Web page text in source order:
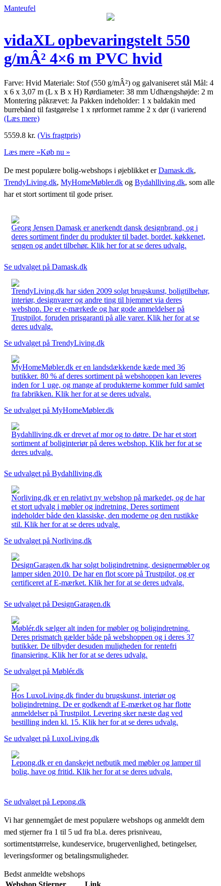
Manteufel
vidaXL opbevaringstelt 550
g/mÂ² 4×6 m PVC hvid
Farve: Hvid Materiale: Stof (550 g/mÂ²) og galvaniseret stål Mål: 4
x 6 x 3,07 m (L x B x H) Rørdiameter: 38 mm Udhængshøjde: 2 m
Montering påkrævet: Ja Pakken indeholder: 1 x baldakin med
burrebånd til fastgørelse 1 x rørformet ramme 2 x dør (i varierend
(Læs mere)
5559.8 kr. (Vis fragtpris)
Læs mere »Køb nu »
De mest populære bolig-webshops i øjeblikket erDamask.dk,
TrendyLiving.dk, MyHomeMøbler.dk og Bydahlliving.dk, som alle
har et stort sortiment til gode priser.
Georg Jensen Damask er anerkendt dansk designbrand, og i
deres sortiment finder du produkter til badet, bordet, køkkenet,
sengen og andet tilbehør. Klik her for at se deres udvalg.
Se udvalget på Damask.dk
TrendyLiving.dk har siden 2009 solgt brugskunst, boligtilbehør,
interiør, designvarer og andre ting til hjemmet via deres
webshop. De er e-mærkede og har gode anmeldelser på
Trustpilot, foruden prisgaranti på alle varer. Klik her for at se
deres udvalg.
Se udvalget på TrendyLiving.dk
MyHomeMøbler.dk er en landsdækkende kæde med 36
butikker. 80 % af deres sortiment på webshoppen kan leveres
inden for 1 uge, og mange af produkterne kommer fuld samlet
fra fabrikken. Klik her for at se deres udvalg.
Se udvalget på MyHomeMøbler.dk
Bydahlliving.dk er drevet af mor og to døtre. De har et stort
sortiment af boliginteriør på deres webshop. Klik her for at se
deres udvalg.
Se udvalget på Bydahlliving.dk
Norliving.dk er en relativt ny webshop på markedet, og de har
et stort udvalg i møbler og indretning. Deres sortiment
indeholder både den klassiske, den moderne og den rustikke
stil. Klik her for at se deres udvalg.
Se udvalget på Norliving.dk
DesignGaragen.dk har solgt boligindretning, designermøbler og
lamper siden 2010. De har en flot score på Trustpilot, og er
certificeret af E-mærket. Klik her for at se deres udvalg.
Se udvalget på DesignGaragen.dk
Møblér.dk sælger alt inden for møbler og boligindretning.
Deres prismatch gælder både på webshoppen og i deres 37
butikker. De tilbyder desuden muligheden for rentefri
finansiering. Klik her for at se deres udvalg.
Se udvalget på Møblér.dk
Hos LuxoLiving.dk finder du brugskunst, interiør og
boligindretning. De er godkendt af E-mærket og har flotte
anmeldelser på Trustpilot. Levering sker næste dag ved
bestilling inden kl. 15. Klik her for at se deres udvalg.
Se udvalget på LuxoLiving.dk
Lepong.dk er en danskejet netbutik med møbler og lamper til
bolig, have og fritid. Klik her for at se deres udvalg.
Se udvalget på Lepong.dk
Vi har gennemgået de mest populære webshops og anmeldt dem
med stjerner fra 1 til 5 ud fra bl.a. deres prisniveau,
sortimentstørrelse, kundeservice, brugervenlighed, betingelser,
leveringsformer og betalingsmuligheder.
Bedst anmeldte webshops
Webshop Stjerner Link